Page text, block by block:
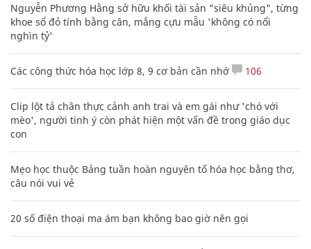
Nguyễn Phương Hằng sở hữu khối tài sản "siêu khủng", từng
khoe sổ đỏ tính bằng cân, mắng cựu mẫu 'không có nổi
nghìn tỷ'
Các công thức hóa học lớp 8, 9 cơ bản cần nhớ 106
Clip lột tả chân thực cảnh anh trai và em gái như 'chó với
mèo', người tinh ý còn phát hiện một vấn đề trong giáo dục
con
Mẹo học thuộc Bảng tuần hoàn nguyên tố hóa học bằng thơ,
câu nói vui vẻ
20 số điện thoại ma ám bạn không bao giờ nên gọi